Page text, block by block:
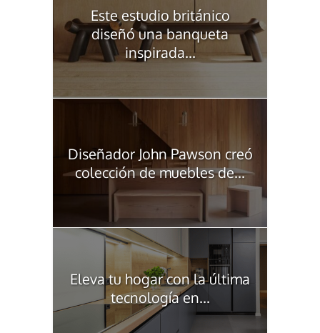
Este estudio británico
diseñó una banqueta
inspirada...
Diseñador John Pawson creó
colección de muebles de...
Eleva tu hogar con la última
tecnología en...